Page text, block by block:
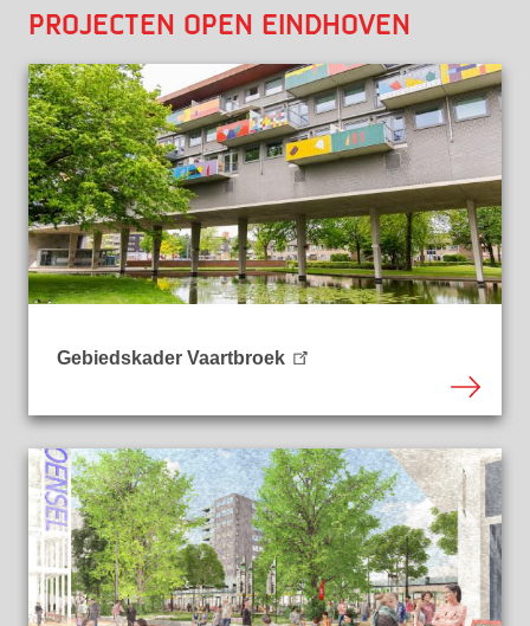
Projecten Open Eindhoven
Gebiedskader Vaartbroek